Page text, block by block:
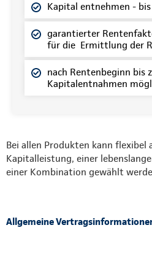
Kapital entnehmen -
garantierter
für die Ermittlung der
nach Rentenbeginn bis
Kapitalentnahmen
Bei allen Produkten kann flexibel
Kapitalleistung, einer
einer Kombination gewählt
Allgemeine